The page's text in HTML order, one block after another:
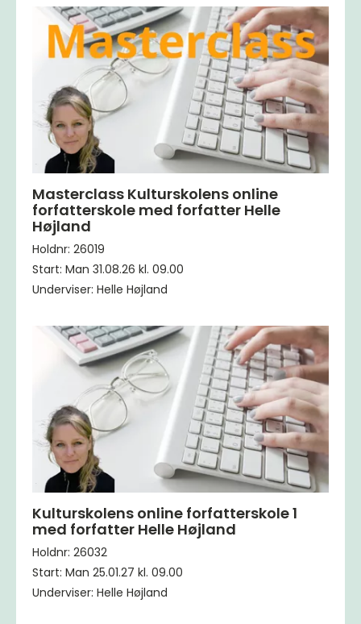
Masterclass Kulturskolens online
forfatterskole med forfatter Helle
Højland
Holdnr: 26019
Start: Man 31.08.26 kl. 09.00
Underviser: Helle Højland
Kulturskolens online forfatterskole 1
med forfatter Helle Højland
Holdnr: 26032
Start: Man 25.01.27 kl. 09.00
Underviser: Helle Højland